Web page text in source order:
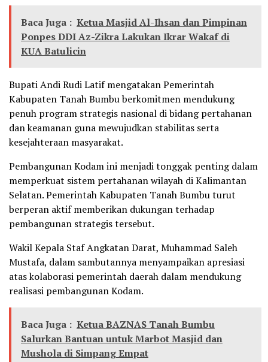
Baca Juga : Ketua Masjid Al-Ihsan dan Pimpinan
Ponpes DDI Az-Zikra Lakukan Ikrar Wakaf di
KUA Batulicin
Bupati Andi Rudi Latif mengatakan Pemerintah
Kabupaten Tanah Bumbu berkomitmen mendukung
penuh program strategis nasional di bidang pertahanan
dan keamanan guna mewujudkan stabilitas serta
kesejahteraan masyarakat.
Pembangunan Kodam ini menjadi tonggak penting dalam
memperkuat sistem pertahanan wilayah di Kalimantan
Selatan. Pemerintah Kabupaten Tanah Bumbu turut
berperan aktif memberikan dukungan terhadap
pembangunan strategis tersebut.
Wakil Kepala Staf Angkatan Darat, Muhammad Saleh
Mustafa, dalam sambutannya menyampaikan apresiasi
atas kolaborasi pemerintah daerah dalam mendukung
realisasi pembangunan Kodam.
Baca Juga : Ketua BAZNAS Tanah Bumbu
Salurkan Bantuan untuk Marbot Masjid dan
Mushola di Simpang Empat